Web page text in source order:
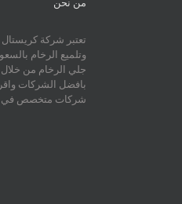
تعتبر شركة
وتلميع الرخام
جلي الرخام من خلال
بافضل الشركات
شركات متخصص في